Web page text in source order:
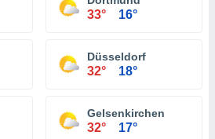
33° 16°
Düsseldorf
32° 18°
Gelsenkirchen
32° 17°